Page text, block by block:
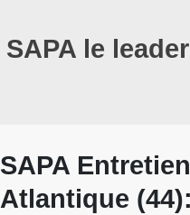
SAPA le
SAPA
Atlantique (44):